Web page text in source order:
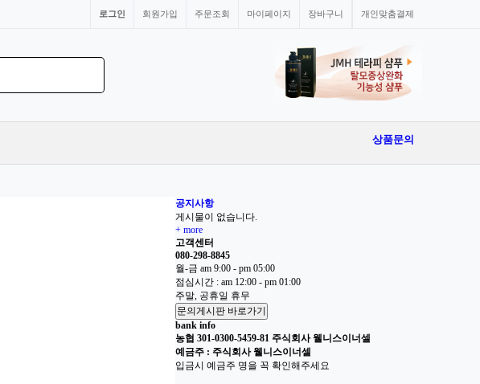
개인맞춤결제
장바구니
마이페이지
주문조회
회원가입
로그인
상품문의
공지사항
게시물이 없습니다.
+ more
고객센터
080-298-8845
월-금 am 9:00 - pm 05:00
점심시간 : am 12:00 - pm 01:00
주말, 공휴일 휴무
문의게시판 바로가기
bank info
농협 301-0300-5459-81 주식회사 웰니스이너셀
예금주 : 주식회사 웰니스이너셀
입금시 예금주 명을 꼭 확인해주세요